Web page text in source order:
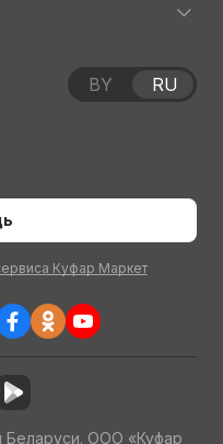
Куфар Маркет
BY RU
ООО «Куфар